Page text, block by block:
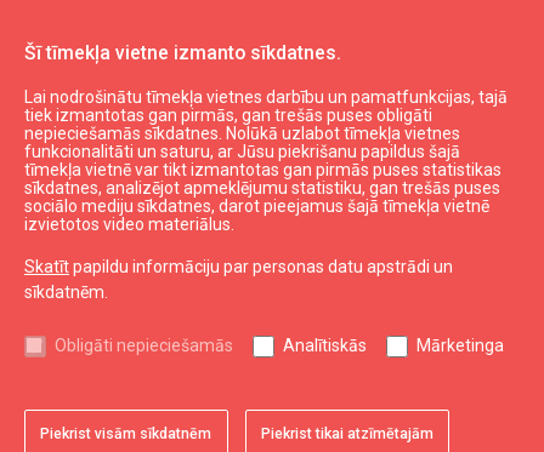
Šī tīmekļa vietne izmanto sīkdatnes.
Lai nodrošinātu tīmekļa vietnes darbību un pamatfunkcijas, tajā
tiek izmantotas gan pirmās, gan trešās puses obligāti
nepieciešamās sīkdatnes. Nolūkā uzlabot tīmekļa vietnes
funkcionalitāti un saturu, ar Jūsu piekrišanu papildus šajā
tīmekļa vietnē var tikt izmantotas gan pirmās puses statistikas
sīkdatnes, analizējot apmeklējumu statistiku, gan trešās puses
sociālo mediju sīkdatnes, darot pieejamus šajā tīmekļa vietnē
izvietotos video materiālus.
Skatītpapildu informāciju par personas datu apstrādi un
sīkdatnēm.
Obligāti nepieciešamās Analītiskās Mārketinga
Piekrist visām sīkdatnēm Piekrist tikai atzīmētajām
Kur paēst
Visi Pilsēta Reģions